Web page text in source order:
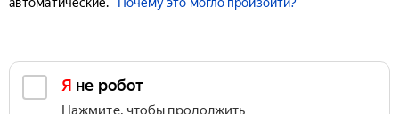
Я не робот
Нажмите, чтобы продолжить